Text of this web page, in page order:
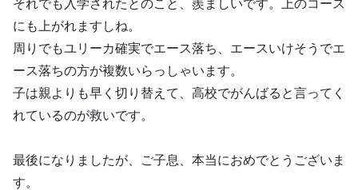
それでも入学されたとのこと、羨ましいです。上のコース
にも上がれますしね。
周りでもユリーカ確実でエース落ち、エースいけそうでエ
ース落ちの方が複数いらっしゃいます。
子は親よりも早く切り替えて、高校でがんばると言ってく
れているのが救いです。
最後になりましたが、ご子息、本当におめでとうございま
す。